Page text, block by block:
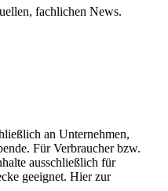
fachlichen News.
an Unternehmen,
Für Verbraucher bzw.
ausschließlich für
geeignet. Hier zur